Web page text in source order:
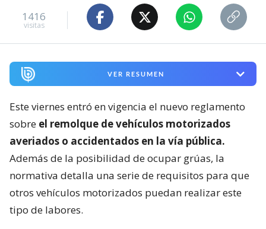
1416
visitas
VER RESUMEN
Este viernes entró en vigencia el nuevo reglamento
sobre el remolque de vehículos motorizados
averiados o accidentados en la vía pública.
Además de la posibilidad de ocupar grúas, la
normativa detalla una serie de requisitos para que
otros vehículos motorizados puedan realizar este
tipo de labores.